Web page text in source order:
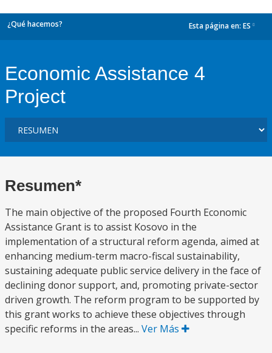
¿Qué hacemos? Esta página en: ES
Economic Assistance 4
Project
Resumen*
The main objective of the proposed Fourth Economic
Assistance Grant is to assist Kosovo in the
implementation of a structural reform agenda, aimed at
enhancing medium-term macro-fiscal sustainability,
sustaining adequate public service delivery in the face of
declining donor support, and, promoting private-sector
driven growth. The reform program to be supported by
this grant works to achieve these objectives through
specific reforms in the areas... Ver Más